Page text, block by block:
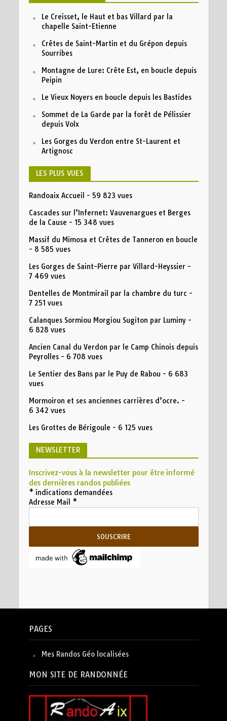
Le Creisset, le Haut et bas Villard par la
chapelle Saint-Etienne
Crêtes de Saint-Martin et du Grépon depuis
Sourribes
Montagne de Lure: Crête Est, en boucle depuis
Peipin
Le Vieux Noyers en boucle depuis les Bastides
Sommet de La Garde par la forêt de Pélissier
depuis Volx
Les Gorges du Verdon entre St-Laurent et
Artignosc
LES PLUS VUES
Randoaix Accueil - 59 823 vues
Cascades sur l’Infernet: Vauvenargues et Berges
de la Cause - 15 348 vues
Massif du Mimosa et Crêtes de Tanneron en boucle
- 8 585 vues
Les Gorges de Saint-Pierre par Villard-Heyssier -
7 469 vues
Dentelles de Montmirail par la chambre du turc -
7 251 vues
Calanques Sormiou Morgiou Sugiton par Luminy-
6 828 vues
Ancien Canal du Verdon par le Camp Chinois depuis
Peyrolles- 6 708 vues
Le Sentier des Bans par le Puy de Rabou - 6 683
vues
Mormoiron et ses anciennes carrières d’ocre. -
6 342 vues
Les Grottes de Bérigoule - 6 125 vues
NEWSLETTER
Inscrivez-vous à la newsletter pour être informé
des dernières randos publiées
* indications demandées
Adresse Mail *
PAGES
Mes Randos Géo localisées
MON SITE DE RANDONNÉE